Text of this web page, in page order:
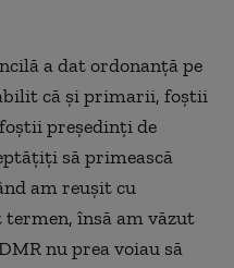
a dat ordonanţă pe
că şi primarii, foştii
preşedinţi de
să primească
am reuşit cu
termen, însă am văzut
nu prea voiau să